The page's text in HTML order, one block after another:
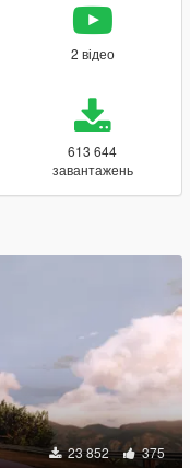
2 відео
613 644
завантажень
23 852 375